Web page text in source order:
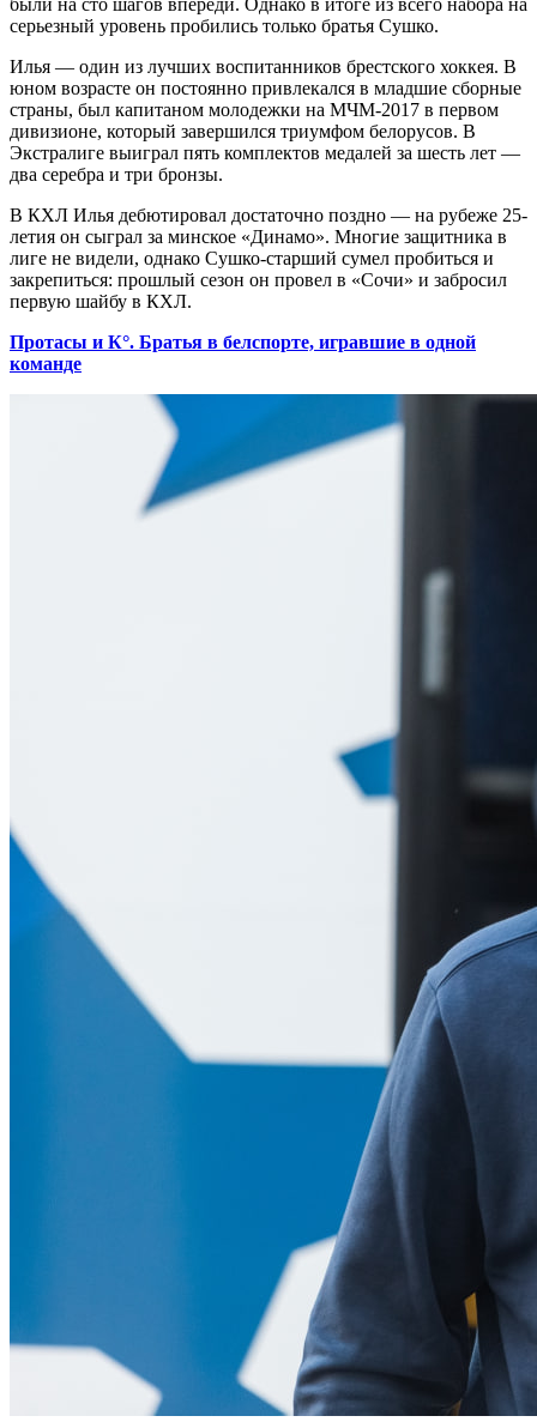
были на сто шагов впереди. Однако в итоге из всего набора на
серьезный уровень пробились только братья Сушко.
Илья — один из лучших воспитанников брестского хоккея. В
юном возрасте он постоянно привлекался в младшие сборные
страны, был капитаном молодежки на МЧМ-2017 в первом
дивизионе, который завершился триумфом белорусов. В
Экстралиге выиграл пять комплектов медалей за шесть лет —
два серебра и три бронзы.
В КХЛ Илья дебютировал достаточно поздно — на рубеже 25-
летия он сыграл за минское «Динамо». Многие защитника в
лиге не видели, однако Сушко-старший сумел пробиться и
закрепиться: прошлый сезон он провел в «Сочи» и забросил
первую шайбу в КХЛ.
Протасы и К°. Братья в белспорте, игравшие в одной
команде